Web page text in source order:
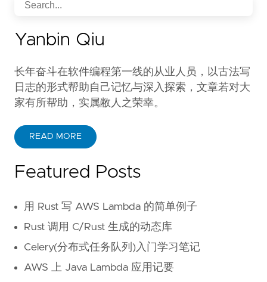
Yanbin Qiu
长年奋斗在软件编程第一线的从业人员，以古法写
日志的形式帮助自己记忆与深入探索，文章若对大
家有所帮助，实属敝人之荣幸。
READ MORE
Featured Posts
用 Rust 写 AWS Lambda 的简单例子
Rust 调用 C/Rust 生成的动态库
Celery(分布式任务队列)入门学习笔记
AWS 上 Java Lambda 应用记要